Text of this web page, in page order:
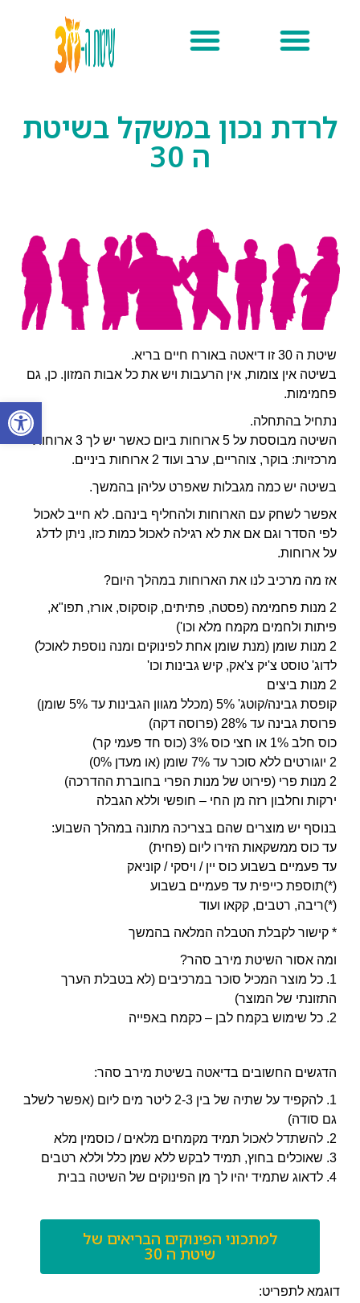
פתח
לרדת נכון במשקל בשיטת
ה 30
שיטת ה 30 זו דיאטה באורח חיים בריא.
בשיטה אין צומות, אין הרעבות ויש את כל אבות המזון. כן, גם
פחמימות.
נתחיל בהתחלה.
השיטה מבוססת על 5 ארוחות ביום כאשר יש לך 3 ארוחות
מרכזיות: בוקר, צוהריים, ערב ועוד 2 ארוחות ביניים.
בשיטה יש כמה מגבלות שאפרט עליהן בהמשך.
אפשר לשחק עם הארוחות ולהחליף בינהם. לא חייב לאכול
לפי הסדר וגם אם את לא רגילה לאכול כמות כזו, ניתן לדלג
על ארוחות.
אז מה מרכיב לנו את הארוחות במהלך היום?
2 מנות פחמימה (פסטה, פתיתים, קוסקוס, אורז, תפו"א,
פיתות ולחמים מקמח מלא וכו')
2 מנות שומן (מנת שומן אחת לפינוקים ומנה נוספת לאוכל)
לדוג' טוסט צ'יק צ'אק, קיש גבינות וכו'
2 מנות ביצים
קופסת גבינה/קוטג' 5% (מכלל מגוון הגבינות עד 5% שומן)
פרוסת גבינה עד 28% (פרוסה דקה)
כוס חלב 1% או חצי כוס 3% (כוס חד פעמי קר)
2 יוגורטים ללא סוכר עד 7% שומן (או מעדן 0%)
2 מנות פרי (פירוט של מנות הפרי בחוברת ההדרכה)
ירקות וחלבון רזה מן החי – חופשי וללא הגבלה
בנוסף יש מוצרים שהם בצריכה מתונה במהלך השבוע:
עד כוס ממשקאות הזירו ליום (פחית)
עד פעמיים בשבוע כוס יין / ויסקי / קוניאק
(*)תוספת כייפית עד פעמיים בשבוע
(*)ריבה, רטבים, קקאו ועוד
* קישור לקבלת הטבלה המלאה בהמשך
ומה אסור השיטת מירב סהר?
1. כל מוצר המכיל סוכר במרכיבים (לא בטבלת הערך
התזונתי של המוצר)
2. כל שימוש בקמח לבן – כקמח באפייה
הדגשים החשובים בדיאטה בשיטת מירב סהר:
1. להקפיד על שתיה של בין 2-3 ליטר מים ליום (אפשר לשלב
גם סודה)
2. להשתדל לאכול תמיד מקמחים מלאים / כוסמין מלא
3. שאוכלים בחוץ, תמיד לבקש ללא שמן כלל וללא רטבים
4. לדאוג שתמיד יהיו לך מן הפינוקים של השיטה בבית
למתכוני הפינוקים הבריאים של
שיטת ה 30
דוגמא לתפריט: